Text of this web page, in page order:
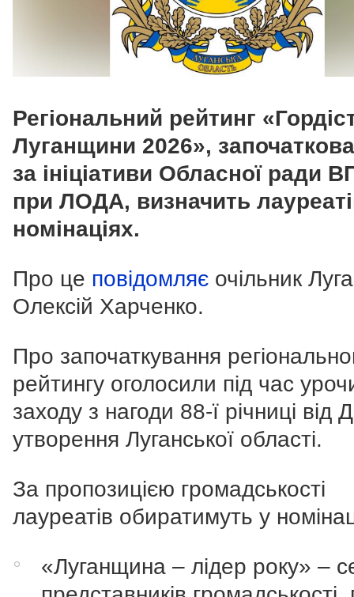
Регіональний рейтинг
Луганщини 2026»,
за ініціативи Обласної ради
при ЛОДА, визначить
номінаціях.
Про це повідомляє очільник
Олексій Харченко.
Про започаткування
рейтингу оголосили під час
заходу з нагоди 88-ї річниці від
утворення Луганської області.
За пропозицією громадськості
лауреатів обиратимуть у
«Луганщина – лідер року» –